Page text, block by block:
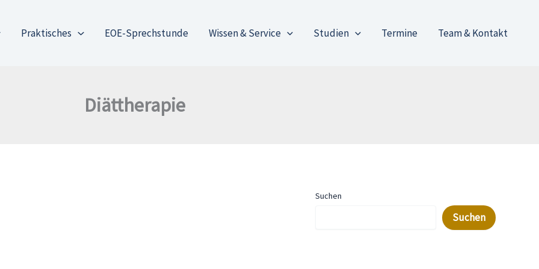
Praktisches EOE-Sprechstunde Wissen & Service Studien Termine Team & Kontakt
Diättherapie
Suchen
Suchen